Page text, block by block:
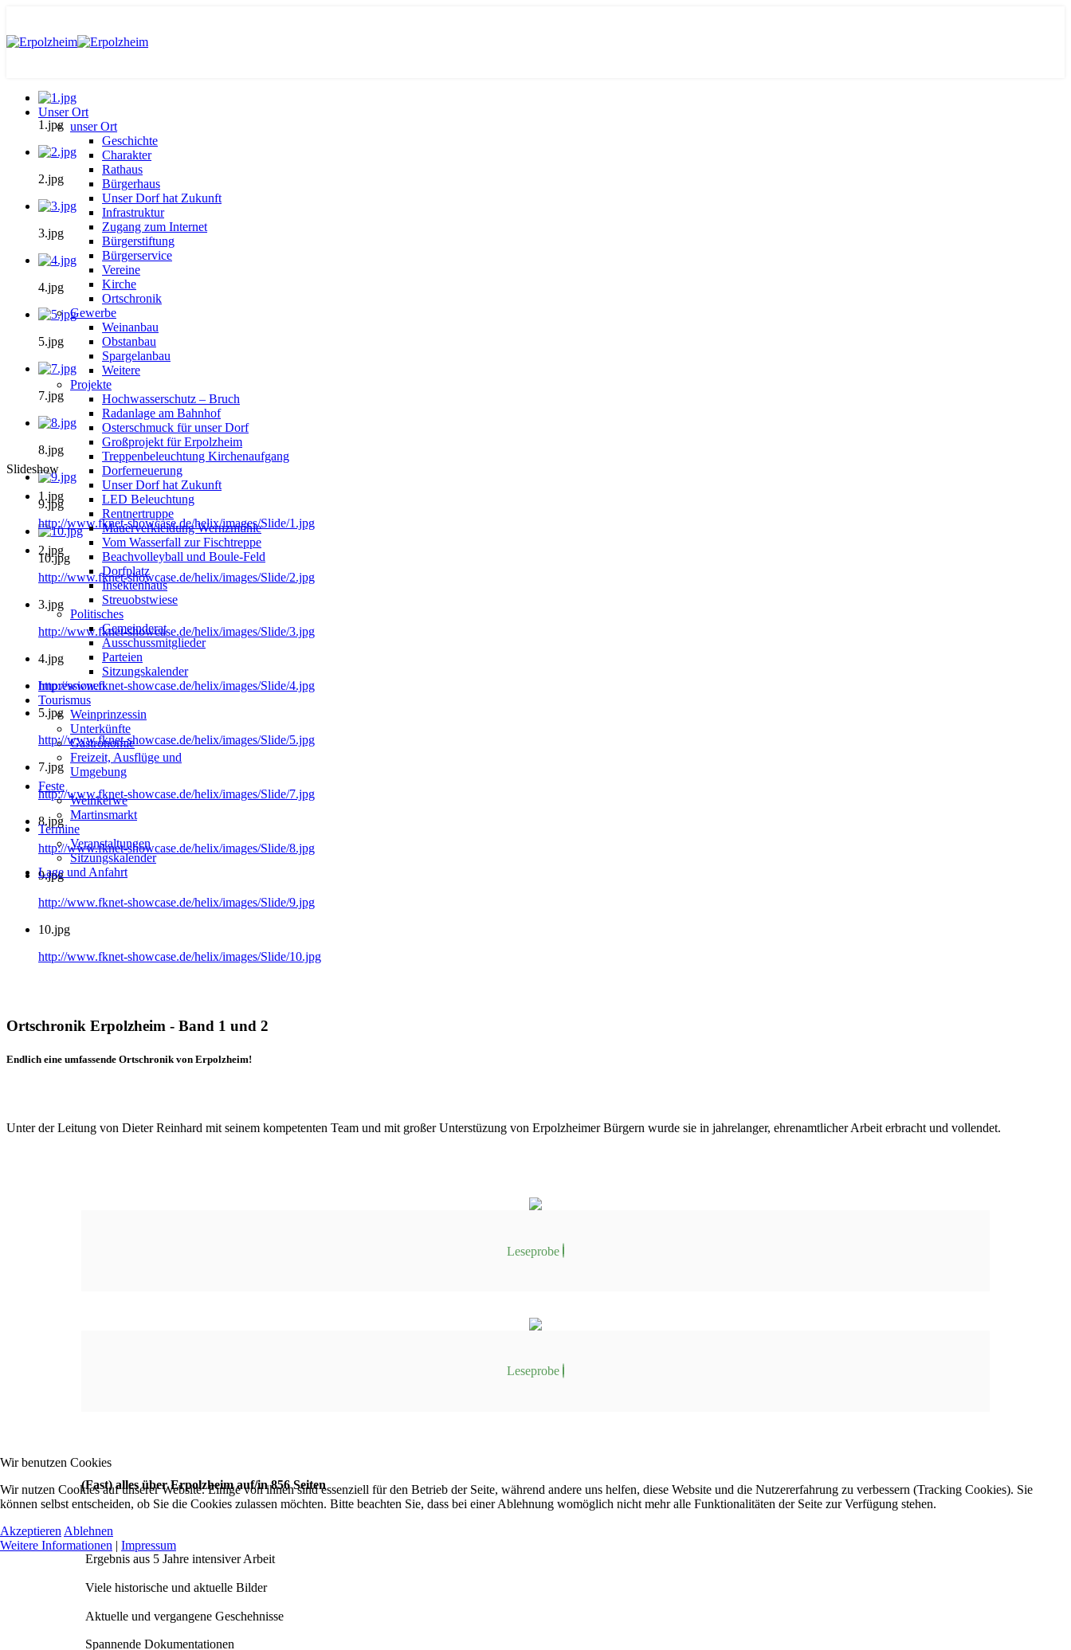
Unser Ort
unser Ort
Geschichte
Charakter
Rathaus
Bürgerhaus
Unser Dorf hat Zukunft
Infrastruktur
Zugang zum Internet
Bürgerstiftung
Bürgerservice
Vereine
Kirche
Ortschronik
Gewerbe
Weinanbau
Obstanbau
Spargelanbau
Weitere
Projekte
Hochwasserschutz – Bruch
Radanlage am Bahnhof
Osterschmuck für unser Dorf
Großprojekt für Erpolzheim
Treppenbeleuchtung Kirchenaufgang
Dorferneuerung
Unser Dorf hat Zukunft
LED Beleuchtung
Rentnertruppe
Mauerverkleidung Wernzmühle
Vom Wasserfall zur Fischtreppe
Beachvolleyball und Boule-Feld
Dorfplatz
Insektenhaus
Streuobstwiese
Politisches
Gemeinderat
Ausschussmitglieder
Parteien
Sitzungskalender
Impressionen
Tourismus
Weinprinzessin
Unterkünfte
Gastronomie
Freizeit, Ausflüge und
Umgebung
Feste
Weinkerwe
Martinsmarkt
Termine
Veranstaltungen
Sitzungskalender
Lage und Anfahrt
1.jpg
2.jpg
3.jpg
4.jpg
5.jpg
7.jpg
8.jpg
9.jpg
10.jpg
Slideshow
1.jpg
http://www.fknet-showcase.de/helix/images/Slide/1.jpg
2.jpg
http://www.fknet-showcase.de/helix/images/Slide/2.jpg
3.jpg
http://www.fknet-showcase.de/helix/images/Slide/3.jpg
4.jpg
http://www.fknet-showcase.de/helix/images/Slide/4.jpg
5.jpg
http://www.fknet-showcase.de/helix/images/Slide/5.jpg
7.jpg
http://www.fknet-showcase.de/helix/images/Slide/7.jpg
8.jpg
http://www.fknet-showcase.de/helix/images/Slide/8.jpg
9.jpg
http://www.fknet-showcase.de/helix/images/Slide/9.jpg
10.jpg
http://www.fknet-showcase.de/helix/images/Slide/10.jpg
Ortschronik Erpolzheim - Band 1 und 2
Endlich eine umfassende Ortschronik von Erpolzheim!
Unter der Leitung von Dieter Reinhard mit seinem kompetenten Team und mit großer Unterstüzung von Erpolzheimer Bürgern wurde sie in jahrelanger, ehrenamtlicher Arbeit erbracht und vollendet.
Leseprobe
Leseprobe
(Fast) alles über Erpolzheim auf/in 856 Seiten
Ergebnis aus 5 Jahre intensiver Arbeit
Viele historische und aktuelle Bilder
Aktuelle und vergangene Geschehnisse
Spannende Dokumentationen
Wir benutzen Cookies
Wir nutzen Cookies auf unserer Website. Einige von ihnen sind essenziell für den Betrieb der Seite, während andere uns helfen, diese Website und die Nutzererfahrung zu verbessern (Tracking Cookies). Sie
können selbst entscheiden, ob Sie die Cookies zulassen möchten. Bitte beachten Sie, dass bei einer Ablehnung womöglich nicht mehr alle Funktionalitäten der Seite zur Verfügung stehen.
Akzeptieren Ablehnen
Weitere Informationen | Impressum